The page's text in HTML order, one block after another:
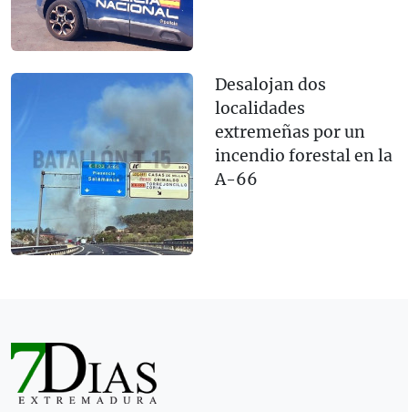
Desalojan dos
localidades
extremeñas por un
incendio forestal en la
A-66